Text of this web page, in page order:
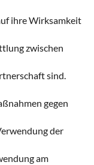
ihre Wirksamkeit
zwischen
sind.
gegen
der
am